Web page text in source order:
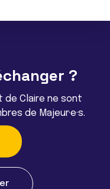
?
de Claire ne sont
de Majeur·e·s.